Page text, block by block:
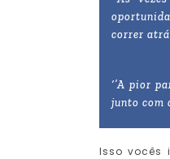
correr
‘’A pior
junto com
Isso vocês